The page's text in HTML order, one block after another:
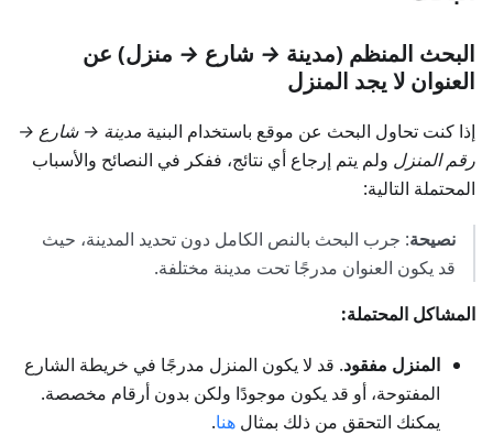
البحث المنظم (مدينة → شارع → منزل) عن
العنوان لا يجد المنزل
إذا كنت تحاول البحث عن موقع باستخدام البنية مدينة → شارع →
رقم المنزل ولم يتم إرجاع أي نتائج، ففكر في النصائح والأسباب
المحتملة التالية:
نصيحة: جرب البحث بالنص الكامل دون تحديد المدينة، حيث
قد يكون العنوان مدرجًا تحت مدينة مختلفة.
المشاكل المحتملة:
المنزل مفقود. قد لا يكون المنزل مدرجًا في خريطة الشارع
المفتوحة، أو قد يكون موجودًا ولكن بدون أرقام مخصصة.
يمكنك التحقق من ذلك بمثال هنا.